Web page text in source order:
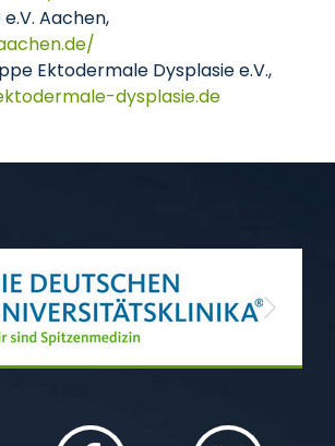
Aachen,
Ektodermale Dysplasie e.V.,
dysplasie.de
Next